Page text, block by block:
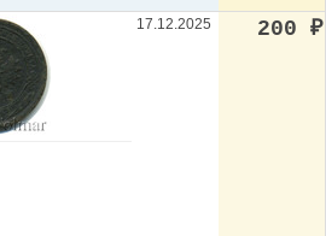
17.12.2025 200 ₽